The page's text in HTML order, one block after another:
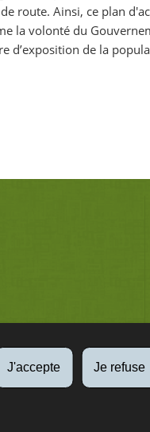
J'accepte Je refuse
route. Ainsi, ce plan
la volonté du
d’exposition de la